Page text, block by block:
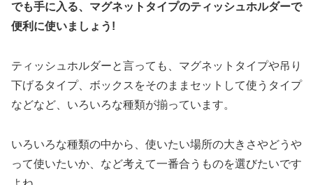
でも手に入る、マグネットタイプのティッシュホルダーで
便利に使いましょう!
ティッシュホルダーと言っても、マグネットタイプや吊り
下げるタイプ、ボックスをそのままセットして使うタイプ
などなど、いろいろな種類が揃っています。
いろいろな種類の中から、使いたい場所の大きさやどうや
って使いたいか、など考えて一番合うものを選びたいです